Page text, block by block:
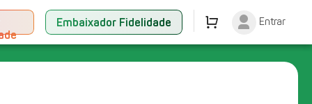
Embaixador Fidelidade Entrar